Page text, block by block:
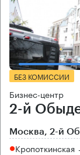
БЕЗ КОМИССИИ
Бизнес-центр
2-й
Москва, 2-й